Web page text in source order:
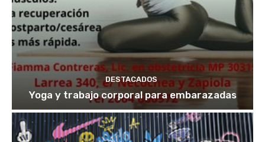
DESTACADOS
Yoga y trabajo corporal para embarazadas